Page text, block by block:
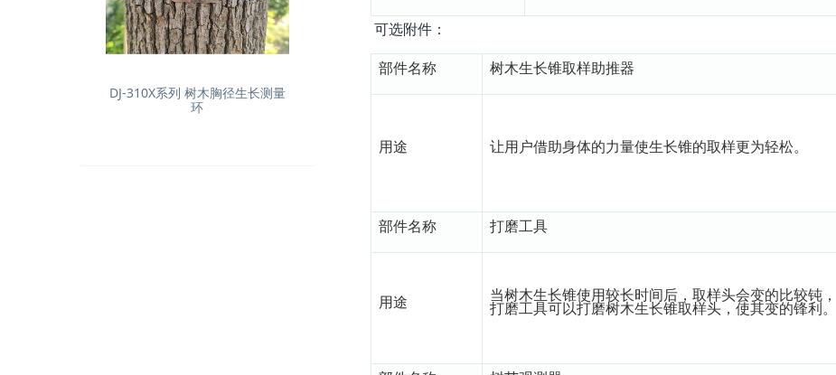
可选附件：
部件名称
树木生长锥取样助推器
用途 让用户借助身体的力量使生长锥的取样更为轻松。
部件名称 打磨工具
用途 当树木生长锥使用较长时间后，取样头会变的比较钝，
打磨工具可以打磨树木生长锥取样头，使其变的锋利。
DJ-310X系列 树木胸径生长测量
环